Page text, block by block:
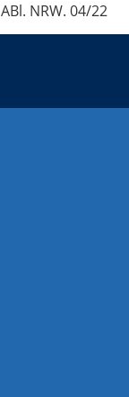
ABl. NRW. 04/22